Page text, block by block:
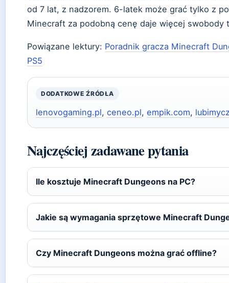
od 7 lat, z nadzorem. 6-latek może grać tylko z
Minecraft za podobną cenę daje więcej swobody
Powiązane lektury: Poradnik gracza Minecraft
PS5
DODATKOWE ŹRÓDŁA
lenovogaming.pl, ceneo.pl, empik.com,
Najczęściej zadawane pytania
Ile kosztuje Minecraft Dungeons na PC?
Jakie są wymagania sprzętowe Minecraft
Czy Minecraft Dungeons można grać offline?